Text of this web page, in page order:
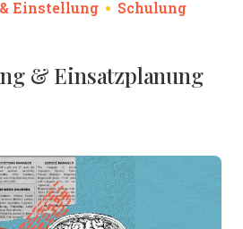
Einstellung
Schulung
& Einsatzplanung